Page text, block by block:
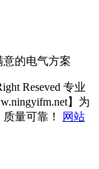
的电气方案
Reseved 专业
】为
量可靠！
网站